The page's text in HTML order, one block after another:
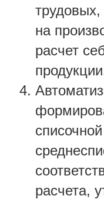
на
расчет
расчета,